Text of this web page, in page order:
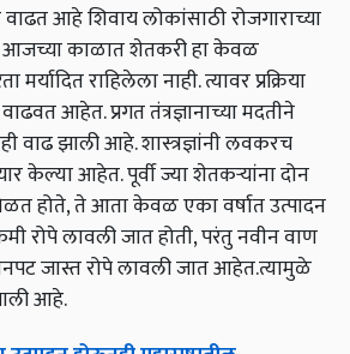
आहे शिवाय लोकांसाठी रोजगाराच्या
काळात शेतकरी हा केवळ
राहिलेला नाही. त्यावर प्रक्रिया
आहेत. प्रगत तंत्रज्ञानाच्या मदतीने
वाढ झाली आहे. शास्त्रज्ञांनी लवकरच
केल्या आहेत. पूर्वी ज्या शेतकऱ्यांना दोन
होते,ते आता केवळ एका वर्षात उत्पादन
रोपे लावली जात होती,परंतु नवीन वाण
जास्त रोपे लावली जात आहेत.त्यामुळे
आहे.